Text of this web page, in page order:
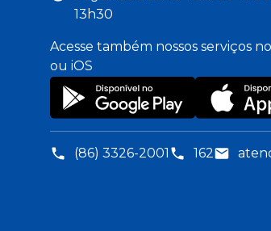
13h30
Acesse também nossos serviços
ou iOS
(86) 3326-2001 162